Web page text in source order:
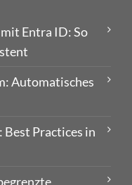
Entra ID: So
Automatisches
Practices in